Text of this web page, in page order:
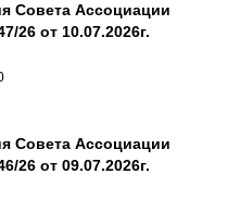
Совета Ассоциации
26 от 10.07.2026г.
Совета Ассоциации
26 от 09.07.2026г.